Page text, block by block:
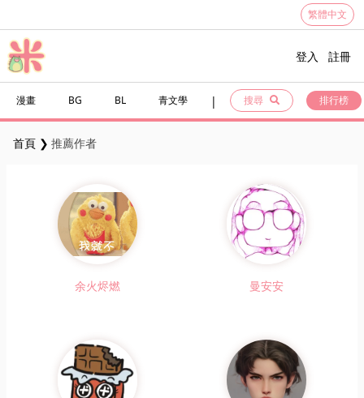
繁體中文
登入 註冊
排行榜
搜尋
|
青文學
BL
BG
漫畫
首頁 推薦作者
余火烬燃 曼安安